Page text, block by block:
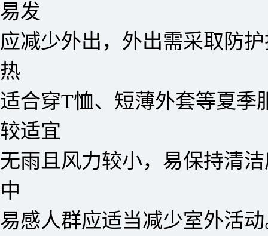
易发
应减少外出，外出需采取防
热
适合穿T恤、短薄外套等夏季
较适宜
无雨且风力较小，易保持清
中
易感人群应适当减少室外活